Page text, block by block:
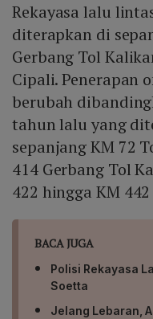
Rekayasa lalu
diterapkan di
Gerbang Tol
Cipali. Penerapan
berubah
tahun lalu yang
sepanjang KM 72
414 Gerbang Tol
422 hingga KM
BACA JUGA
Polisi Rekayasa
Soetta
Jelang Lebaran,